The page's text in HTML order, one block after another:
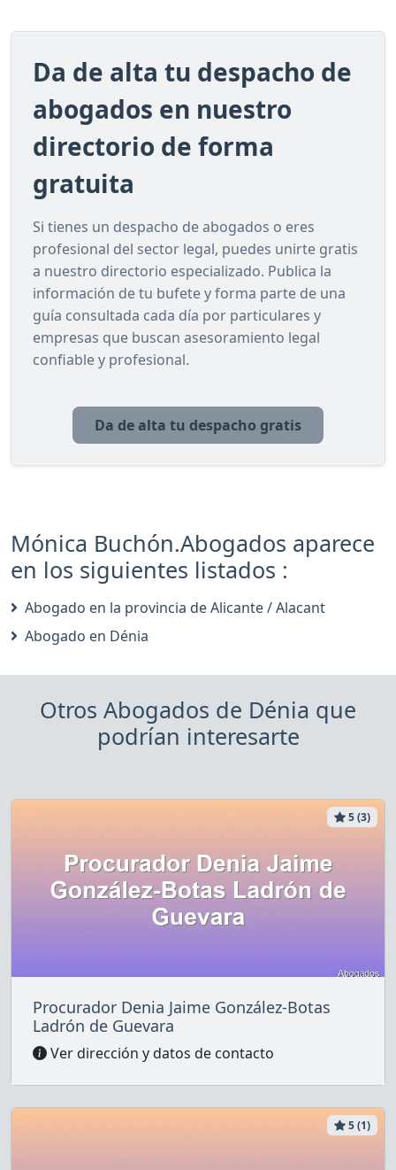
Da de alta tu despacho de
abogados en nuestro
directorio de forma
gratuita
Si tienes un despacho de abogados o eres
profesional del sector legal, puedes unirte gratis
a nuestro directorio especializado. Publica la
información de tu bufete y forma parte de una
guía consultada cada día por particulares y
empresas que buscan asesoramiento legal
confiable y profesional.
Da de alta tu despacho gratis
Mónica Buchón.Abogados aparece
en los siguientes listados :
Abogado en la provincia de Alicante / Alacant
Abogado en Dénia
Otros Abogados de Dénia que
podrían interesarte
5 (3)
Procurador Denia Jaime González-Botas
Ladrón de Guevara
Ver dirección y datos de contacto
5 (1)